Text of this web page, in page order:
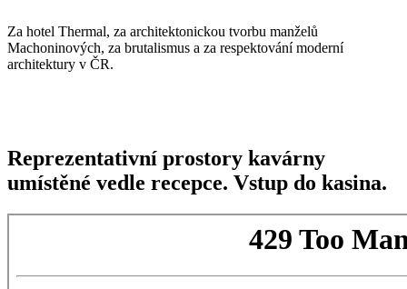
Za hotel Thermal, za architektonickou tvorbu manželů
Machoninových, za brutalismus a za respektování moderní
architektury v ČR.
Reprezentativní prostory kavárny
umístěné vedle recepce. Vstup do kasina.